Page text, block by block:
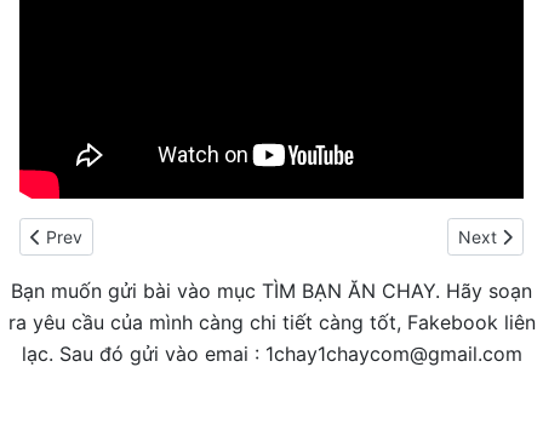
Previous article: TỔNG HỢP CÁC QUÁN BUFFET CHO DÂN
Prev Next
Next
Bạn muốn gửi bài vào mục TÌM BẠN ĂN CHAY. Hãy soạn
ra yêu cầu của mình càng chi tiết càng tốt, Fakebook liên
lạc. Sau đó gửi vào emai : 1chay1chaycom@gmail.com